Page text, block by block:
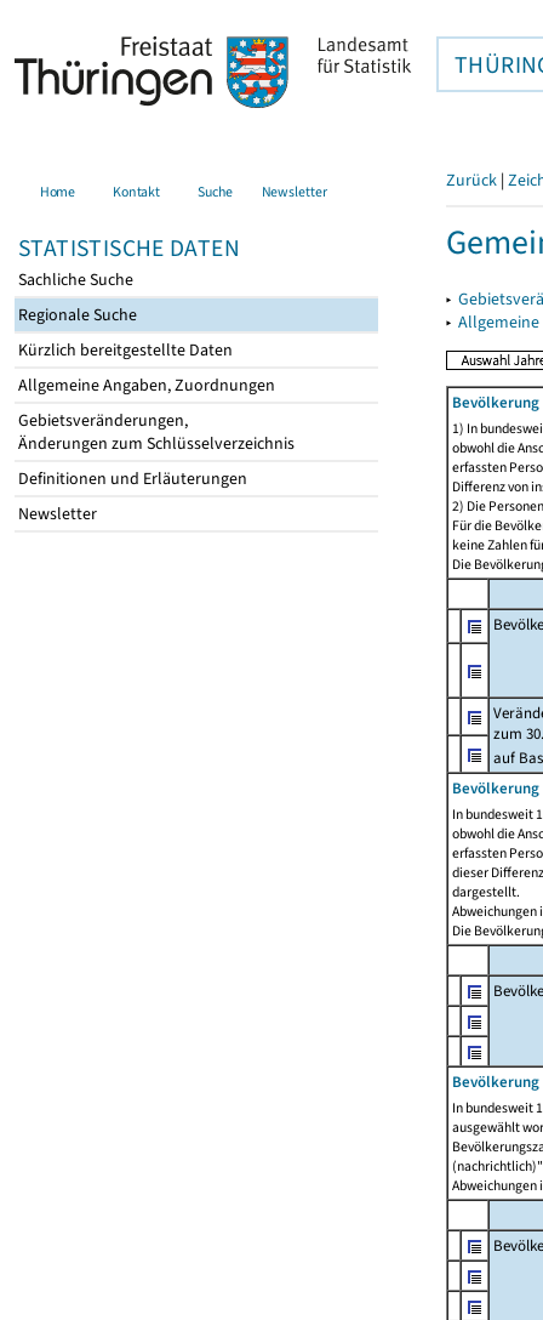
Home Kontakt Suche Newsletter
STATISTISCHE DATEN
Sachliche Suche
Regionale Suche
Kürzlich bereitgestellte Daten
Allgemeine Angaben, Zuordnungen
Gebietsveränderungen,
Änderungen zum Schlüsselverzeichnis
Definitionen und Erläuterungen
Newsletter
Zurück |
▸
▸
1) In
obwohl die
erfassten
Differenz von
2) Die
Für die
keine Zahlen
Die
zum
auf
Bevölkerung
In bundesweit
obwohl die
erfassten
dieser
dargestellt.
Abweichungen
Die
In bundesweit
ausgewählt
Abweichungen